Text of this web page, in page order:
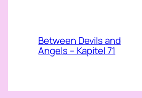
Between Devils and
Angels – Kapitel 71